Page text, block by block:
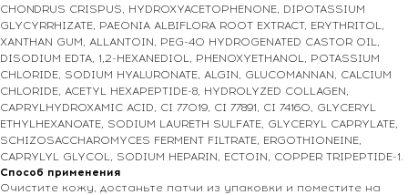
CHONDRUS CRISPUS, HYDROXYACETOPHENONE, DIPOTASSIUM
GLYCYRRHIZATE, PAEONIA ALBIFLORA ROOT EXTRACT, ERYTHRITOL,
XANTHAN GUM, ALLANTOIN, PEG-40 HYDROGENATED CASTOR OIL,
DISODIUM EDTA, 1,2-HEXANEDIOL, PHENOXYETHANOL, POTASSIUM
CHLORIDE, SODIUM HYALURONATE, ALGIN, GLUCOMANNAN, CALCIUM
CHLORIDE, ACETYL HEXAPEPTIDE-8, HYDROLYZED COLLAGEN,
CAPRYLHYDROXAMIC ACID, CI 77019, CI 77891, CI 74160, GLYCERYL
ETHYLHEXANOATE, SODIUM LAURETH SULFATE, GLYCERYL CAPRYLATE,
SCHIZOSACCHAROMYCES FERMENT FILTRATE, ERGOTHIONEINE,
CAPRYLYL GLYCOL, SODIUM HEPARIN, ECTOIN, COPPER TRIPEPTIDE-1.
Способ применения
Очистите кожу, достаньте патчи из упаковки и поместите на